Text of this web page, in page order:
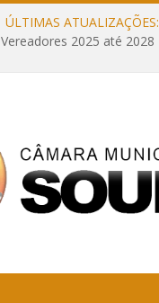
ÚLTIMAS ATUALIZAÇÕES:
Vereadores 2025 até 2028